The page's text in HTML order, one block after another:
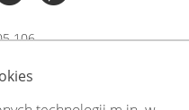
106
2026,